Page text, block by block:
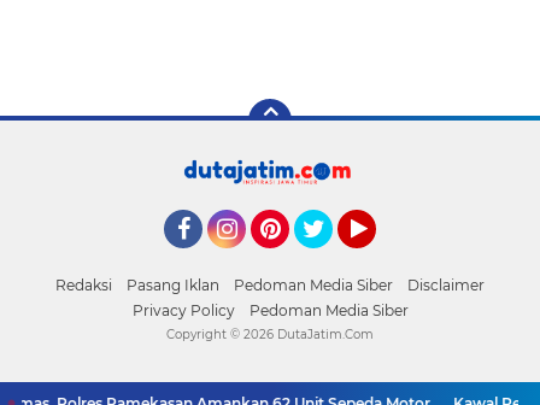
Redaksi Pasang Iklan Pedoman Media Siber
Disclaimer
Privacy Policy
Pedoman Media Siber
Copyright © 2026 DutaJatim.Com